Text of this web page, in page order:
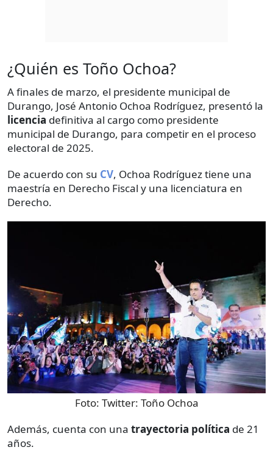
¿Quién es Toño Ochoa?
A finales de marzo, el presidente municipal de
Durango, José Antonio Ochoa Rodríguez, presentó la
licencia definitiva al cargo como presidente
municipal de Durango, para competir en el proceso
electoral de 2025.
De acuerdo con su CV, Ochoa Rodríguez tiene una
maestría en Derecho Fiscal y una licenciatura en
Derecho.
Foto: Twitter: Toño Ochoa
Además, cuenta con una trayectoria política de 21
años.